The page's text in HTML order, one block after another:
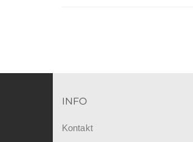
INFO
Kontakt